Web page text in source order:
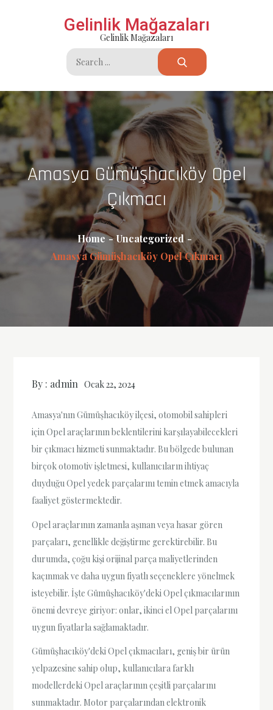
Gelinlik Mağazaları
Gelinlik Mağazaları
Search
for:
Amasya Gümüşhacıköy Opel
Çıkmacı
Home
Uncategorized
Amasya Gümüşhacıköy Opel Çıkmacı
By : admin Ocak 22, 2024
Amasya'nın Gümüşhacıköy ilçesi, otomobil sahipleri
için Opel araçlarının beklentilerini karşılayabilecekleri
bir çıkmacı hizmeti sunmaktadır. Bu bölgede bulunan
birçok otomotiv işletmesi, kullanıcıların ihtiyaç
duyduğu Opel yedek parçalarını temin etmek amacıyla
faaliyet göstermektedir.
Opel araçlarının zamanla aşınan veya hasar gören
parçaları, genellikle değiştirme gerektirebilir. Bu
durumda, çoğu kişi orijinal parça maliyetlerinden
kaçınmak ve daha uygun fiyatlı seçeneklere yönelmek
isteyebilir. İşte Gümüşhacıköy'deki Opel çıkmacılarının
önemi devreye giriyor: onlar, ikinci el Opel parçalarını
uygun fiyatlarla sağlamaktadır.
Gümüşhacıköy'deki Opel çıkmacıları, geniş bir ürün
yelpazesine sahip olup, kullanıcılara farklı
modellerdeki Opel araçlarının çeşitli parçalarını
sunmaktadır. Motor parçalarından elektronik